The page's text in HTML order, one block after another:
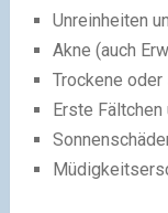
Unreinheiten
Akne (auch
Trockene
Erste